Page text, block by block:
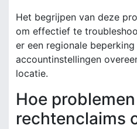
Het begrijpen van deze
om effectief te
er een regionale
accountinstellingen
locatie.
Hoe
rechtenclaims